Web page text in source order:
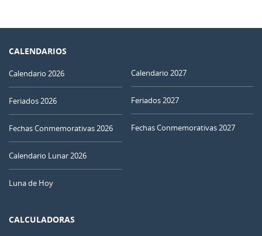
CALENDARIOS
Calendario 2026
Feriados 2026
Fechas Conmemorativas 2026
Calendario Lunar 2026
Luna de Hoy
Calendario 2027
Feriados 2027
Fechas Conmemorativas 2027
CALCULADORAS